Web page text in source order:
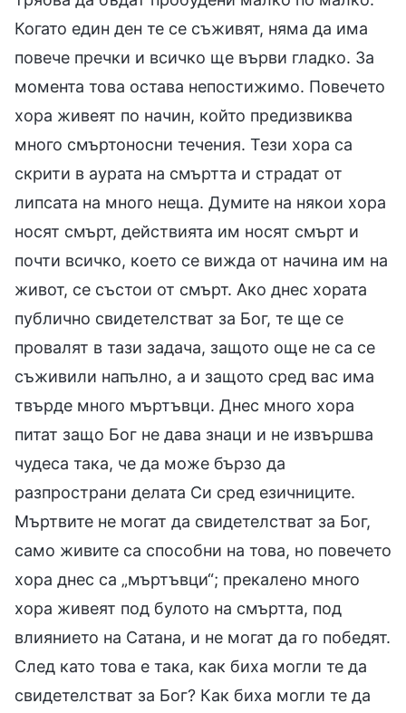
Когато един ден те се съживят, няма да има
повече пречки и всичко ще върви гладко. За
момента това остава непостижимо. Повечето
хора живеят по начин, който предизвиква
много смъртоносни течения. Тези хора са
скрити в аурата на смъртта и страдат от
липсата на много неща. Думите на някои хора
носят смърт, действията им носят смърт и
почти всичко, което се вижда от начина им на
живот, се състои от смърт. Ако днес хората
публично свидетелстват за Бог, те ще се
провалят в тази задача, защото още не са се
съживили напълно, а и защото сред вас има
твърде много мъртъвци. Днес много хора
питат защо Бог не дава знаци и не извършва
чудеса така, че да може бързо да
разпространи делата Си сред езичниците.
Мъртвите не могат да свидетелстват за Бог,
само живите са способни на това, но повечето
хора днес са „мъртъвци“; прекалено много
хора живеят под булото на смъртта, под
влиянието на Сатана, и не могат да го победят.
След като това е така, как биха могли те да
свидетелстват за Бог? Как биха могли те да